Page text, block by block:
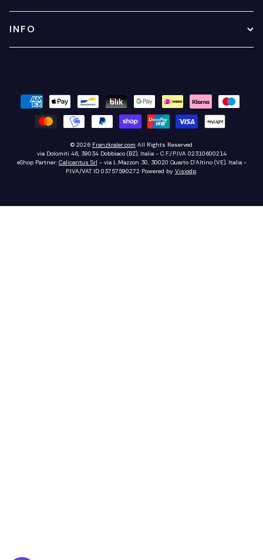
INFO
© 2026 Franzkraler.com All Rights Reserved
via Dolomiti 46, 39034 Dobbiaco (BZ), Italia - C.F./P.IVA 02310600214
eShop Partner: Calicantus Srl - via L.Mazzon 30, 30020 Quarto D'Altino (VE), Italia -
P.IVA/VAT ID 03757590272 Powered by Visiodp.